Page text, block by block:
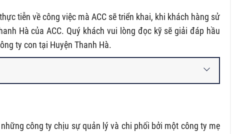
tiễn về công việc mà ACC sẽ triển khai, khi khách hàng sử
Hà của ACC. Quý khách vui lòng đọc kỹ sẽ giải đáp hầu
ty con tại Huyện Thanh Hà.
công ty chịu sự quản lý và chi phối bởi một công ty mẹ